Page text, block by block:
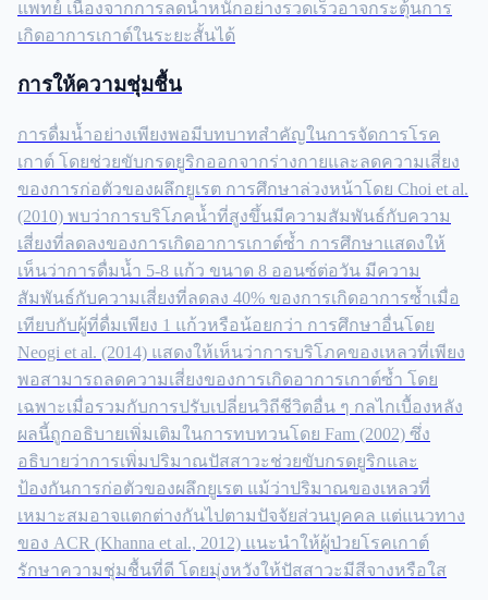
แพทย์ เนื่องจากการลดน้ำหนักอย่างรวดเร็วอาจกระตุ้นการ
เกิดอาการเกาต์ในระยะสั้นได้
การให้ความชุ่มชื้น
การดื่มน้ำอย่างเพียงพอมีบทบาทสำคัญในการจัดการโรค
เกาต์ โดยช่วยขับกรดยูริกออกจากร่างกายและลดความเสี่ยง
ของการก่อตัวของผลึกยูเรต การศึกษาล่วงหน้าโดย Choi et al.
(2010) พบว่าการบริโภคน้ำที่สูงขึ้นมีความสัมพันธ์กับความ
เสี่ยงที่ลดลงของการเกิดอาการเกาต์ซ้ำ การศึกษาแสดงให้
เห็นว่าการดื่มน้ำ 5-8 แก้ว ขนาด 8 ออนซ์ต่อวัน มีความ
สัมพันธ์กับความเสี่ยงที่ลดลง 40% ของการเกิดอาการซ้ำเมื่อ
เทียบกับผู้ที่ดื่มเพียง 1 แก้วหรือน้อยกว่า การศึกษาอื่นโดย
Neogi et al. (2014) แสดงให้เห็นว่าการบริโภคของเหลวที่เพียง
พอสามารถลดความเสี่ยงของการเกิดอาการเกาต์ซ้ำ โดย
เฉพาะเมื่อรวมกับการปรับเปลี่ยนวิถีชีวิตอื่น ๆ กลไกเบื้องหลัง
ผลนี้ถูกอธิบายเพิ่มเติมในการทบทวนโดย Fam (2002) ซึ่ง
อธิบายว่าการเพิ่มปริมาณปัสสาวะช่วยขับกรดยูริกและ
ป้องกันการก่อตัวของผลึกยูเรต แม้ว่าปริมาณของเหลวที่
เหมาะสมอาจแตกต่างกันไปตามปัจจัยส่วนบุคคล แต่แนวทาง
ของ ACR (Khanna et al., 2012) แนะนำให้ผู้ป่วยโรคเกาต์
รักษาความชุ่มชื้นที่ดี โดยมุ่งหวังให้ปัสสาวะมีสีจางหรือใส